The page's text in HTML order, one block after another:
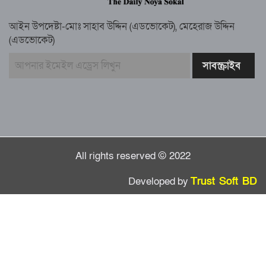
কামরুল কাননের ছবি বিকৃত করে অপপ্রচারের
বাংলাদেশ আজ দুই ভাগে বিভক্ত—একটি
আইন উপদেষ্টা-মোঃ সাহাব উদ্দিন (এডভোকেট), মেহেরাজ উদ্দিন
(এডভোকেট)
All rights reserved © 2022
Developed by Trust Soft BD